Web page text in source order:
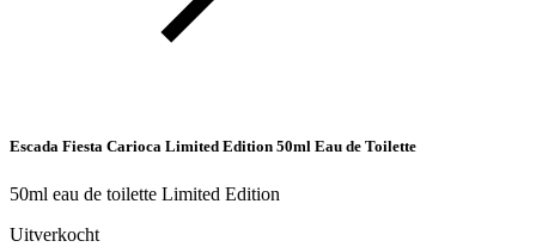
Escada Fiesta Carioca Limited Edition 50ml Eau de Toilette
50ml eau de toilette Limited Edition
Uitverkocht